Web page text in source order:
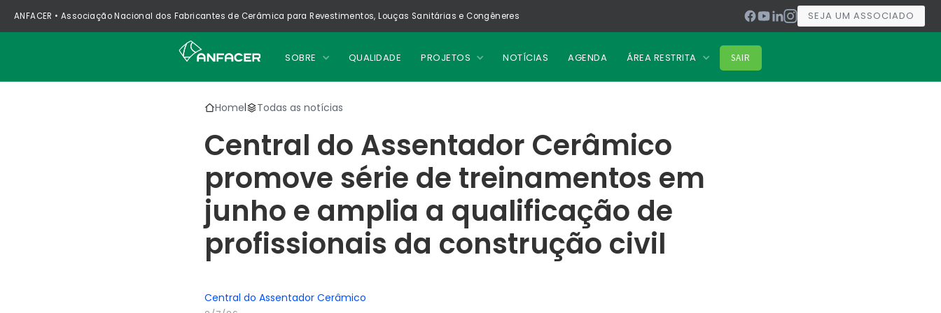
ANFACER • Associação Nacional dos Fabricantes de Cerâmica para Revestimentos, Louças Sanitárias e Congêneres SEJA UM ASSOCIADO
SOBRE QUALIDADE PROJETOS NOTÍCIAS AGENDA ÁREA RESTRITA SAIR
Home| Todas as notícias
Central do Assentador Cerâmico
promove série de treinamentos em
junho e amplia a qualificação de
profissionais da construção civil
Central do Assentador Cerâmico